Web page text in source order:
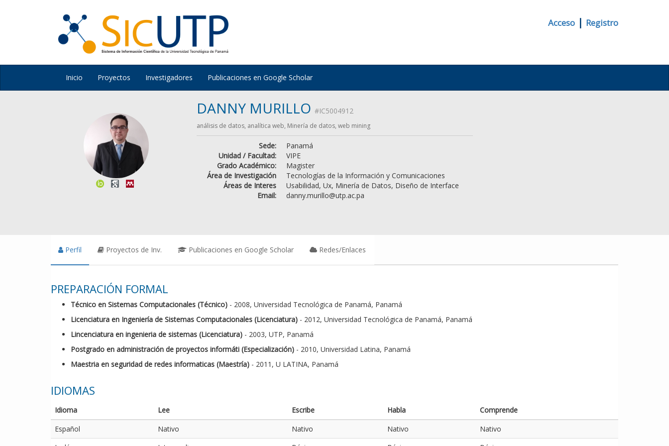
Acceso | Registro
Inicio Proyectos Investigadores Publicaciones en Google Scholar
DANNY MURILLO #IC5004912
análisis de datos, analítica web, Minería de datos, web mining
Sede:
Panamá
Unidad / Facultad:
VIPE
Grado Académico:
Magister
Área de Investigación
Tecnologías de la Información y Comunicaciones
Áreas de Interes
Usabilidad, Ux, Minería de Datos, Diseño de Interface
Email:
danny.murillo@utp.ac.pa
Perfil Proyectos de Inv. Publicaciones en Google Scholar Redes/Enlaces
PREPARACIÓN FORMAL
Técnico en Sistemas Computacionales (Técnico) - 2008, Universidad Tecnológica de Panamá, Panamá
Licenciatura en Ingeniería de Sistemas Computacionales (Licenciatura) - 2012, Universidad Tecnológica de Panamá, Panamá
Lincenciatura en ingenieria de sistemas (Licenciatura) - 2003, UTP, Panamá
Postgrado en administración de proyectos informáti (Especialización) - 2010, Universidad Latina, Panamá
Maestria en seguridad de redes informaticas (Maestría) - 2011, U LATINA, Panamá
IDIOMAS
Idioma Lee Escribe Habla
Comprende
Español
Nativo Nativo Nativo
Nativo